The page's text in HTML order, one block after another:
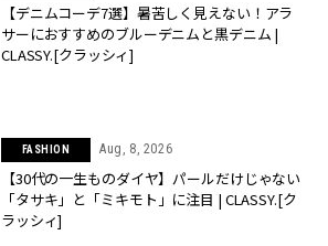
【デニムコーデ7選】暑苦しく見えない！アラ
サーにおすすめのブルーデニムと黒デニム |
CLASSY.[クラッシィ]
FASHION Aug, 8, 2026
【30代の一生ものダイヤ】パールだけじゃない
「タサキ」と「ミキモト」に注目 | CLASSY.[ク
ラッシィ]